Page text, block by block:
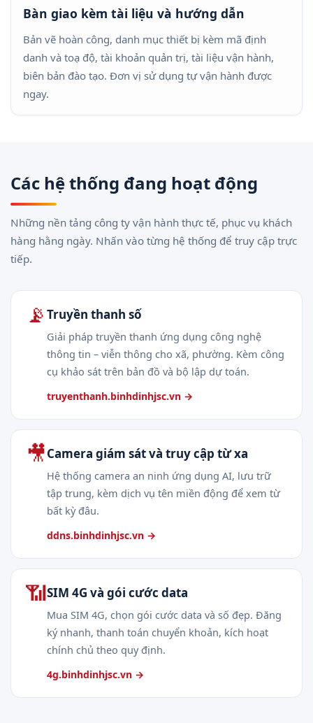
Bàn giao kèm tài liệu và hướng dẫn
Bản vẽ hoàn công, danh mục thiết bị kèm mã định
danh và toạ độ, tài khoản quản trị, tài liệu vận hành,
biên bản đào tạo. Đơn vị sử dụng tự vận hành được
ngay.
Các hệ thống đang hoạt động
Những nền tảng công ty vận hành thực tế, phục vụ khách
hàng hằng ngày. Nhấn vào từng hệ thống để truy cập trực
tiếp.
📡 Truyền thanh số
Giải pháp truyền thanh ứng dụng công nghệ
thông tin – viễn thông cho xã, phường. Kèm công
cụ khảo sát trên bản đồ và bộ lập dự toán.
truyenthanh.binhdinhjsc.vn →
🎥Camera giám sát và truy cập từ xa
Hệ thống camera an ninh ứng dụng AI, lưu trữ
tập trung, kèm dịch vụ tên miền động để xem từ
bất kỳ đâu.
ddns.binhdinhjsc.vn →
📶SIM 4G và gói cước data
Mua SIM 4G, chọn gói cước data và số đẹp. Đăng
ký nhanh, thanh toán chuyển khoản, kích hoạt
chính chủ theo quy định.
4g.binhdinhjsc.vn →